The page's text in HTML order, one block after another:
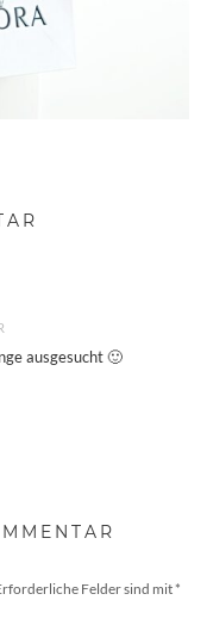
ausgesucht 🙂
Felder sind mit *